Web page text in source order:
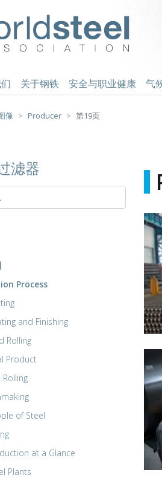
关于钢铁 安全与职业健康 气
像 Producer 第19页
滤器
Process
and Finishing
Rolling
Product
Rolling
of Steel
at a Glance
Plants